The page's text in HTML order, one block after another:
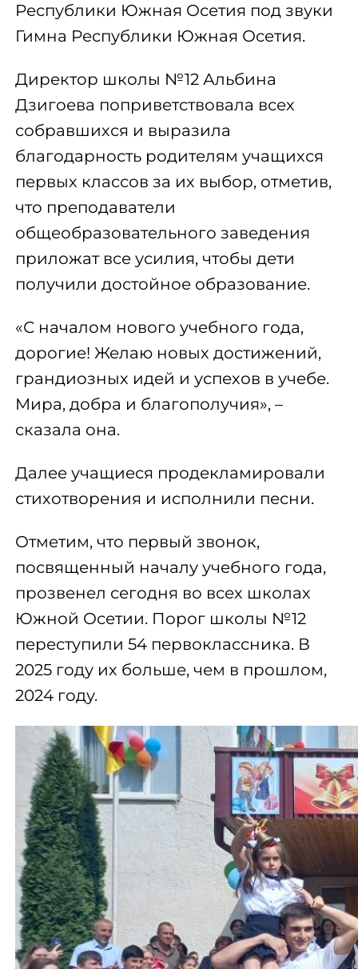
Республики Южная Осетия под звуки
Гимна Республики Южная Осетия.
Директор школы №12 Альбина
Дзигоева поприветствовала всех
собравшихся и выразила
благодарность родителям учащихся
первых классов за их выбор, отметив,
что преподаватели
общеобразовательного заведения
приложат все усилия, чтобы дети
получили достойное образование.
«С началом нового учебного года,
дорогие! Желаю новых достижений,
грандиозных идей и успехов в учебе.
Мира, добра и благополучия», –
сказала она.
Далее учащиеся продекламировали
стихотворения и исполнили песни.
Отметим, что первый звонок,
посвященный началу учебного года,
прозвенел сегодня во всех школах
Южной Осетии. Порог школы №12
переступили 54 первоклассника. В
2025 году их больше, чем в прошлом,
2024 году.